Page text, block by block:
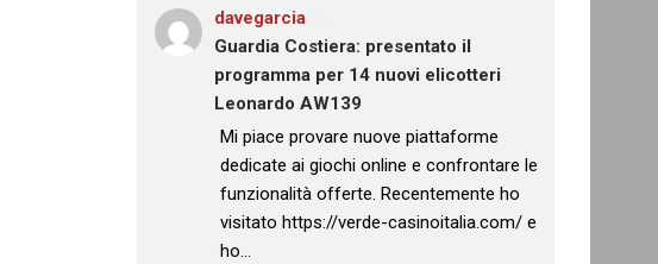
davegarcia
Guardia Costiera: presentato il
programma per 14 nuovi elicotteri
Leonardo AW139
: “
Mi piace provare nuove piattaforme
dedicate ai giochi online e confrontare le
funzionalità offerte. Recentemente ho
visitato https://verde-casinoitalia.com/ e
ho…